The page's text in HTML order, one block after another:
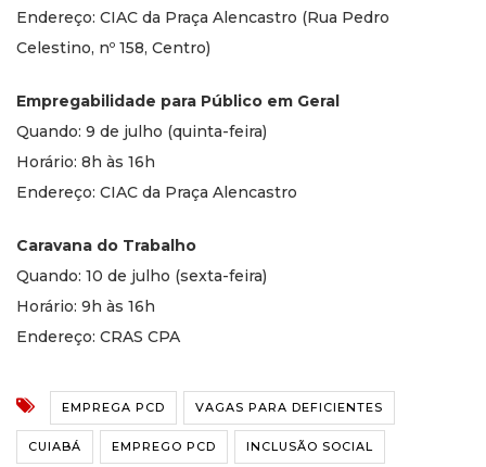
Endereço: CIAC da Praça Alencastro (Rua Pedro
Celestino, nº 158, Centro)
Empregabilidade para Público em Geral
Quando: 9 de julho (quinta-feira)
Horário: 8h às 16h
Endereço: CIAC da Praça Alencastro
Caravana do Trabalho
Quando: 10 de julho (sexta-feira)
Horário: 9h às 16h
Endereço: CRAS CPA
EMPREGA PCD VAGAS PARA DEFICIENTES
CUIABÁ EMPREGO PCD INCLUSÃO SOCIAL